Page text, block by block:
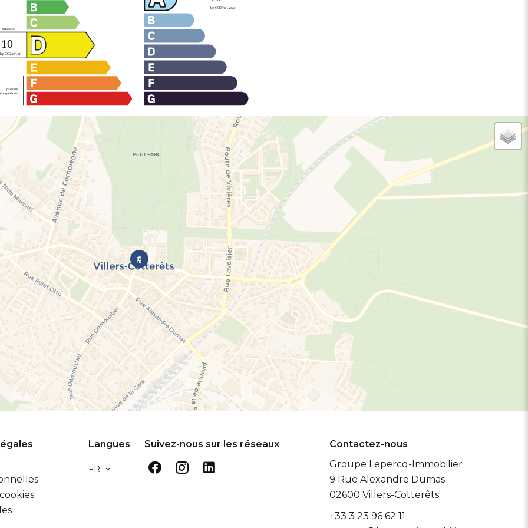
Langues
FR
Suivez-nous sur les réseaux
Contactez-nous
Groupe Lepercq-Immobilier
9 Rue Alexandre Dumas
02600 Villers-Cotterêts
+33 3 23 96 62 11